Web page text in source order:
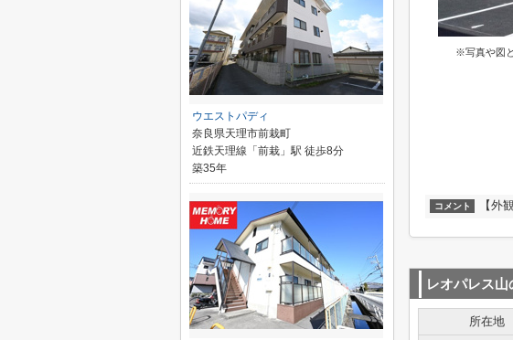
※写真や図
コメント 【外観
レオパレス山
所在地
ウエストパディ
奈良県天理市前栽町
近鉄天理線「前栽」駅 徒歩8分
築35年